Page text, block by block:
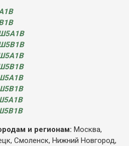
и регионам: Москва,
Смоленск, Нижний Новгород,